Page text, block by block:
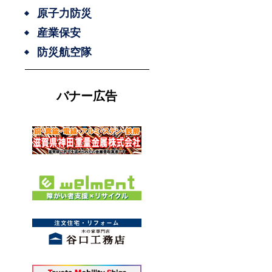
原子力防災
産業保安
防災航空隊
バナー広告